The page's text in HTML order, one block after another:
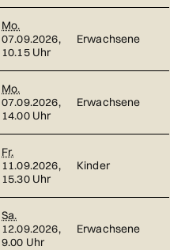
Mo.
07.09.2026,
10.15 Uhr
Erwachsene
Mo.
07.09.2026,
14.00 Uhr
Erwachsene
Fr.
11.09.2026,
15.30 Uhr
Kinder
Sa.
12.09.2026,
9.00 Uhr
Erwachsene